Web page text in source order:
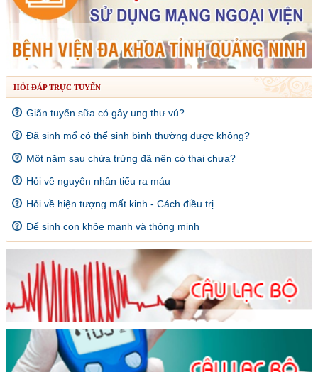
HỎI ĐÁP TRỰC TUYẾN
Giãn tuyến sữa có gây ung thư vú?
Đã sinh mổ có thể sinh bình thường được không?
Một năm sau chửa trứng đã nên có thai chưa?
Hỏi về nguyên nhân tiểu ra máu
Hỏi về hiện tượng mất kinh - Cách điều trị
Để sinh con khỏe mạnh và thông minh